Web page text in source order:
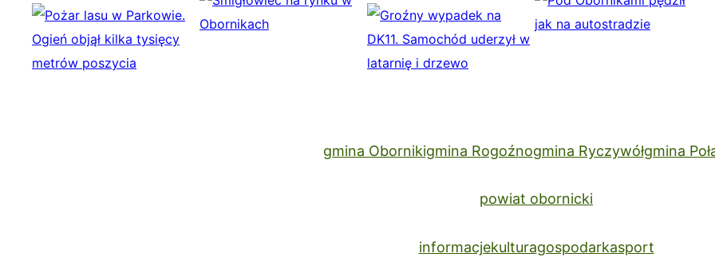
gmina Obornikigmina Rogoźnogmina Ryczywółgmina
powiat obornicki
informacjekulturagospodarkasport